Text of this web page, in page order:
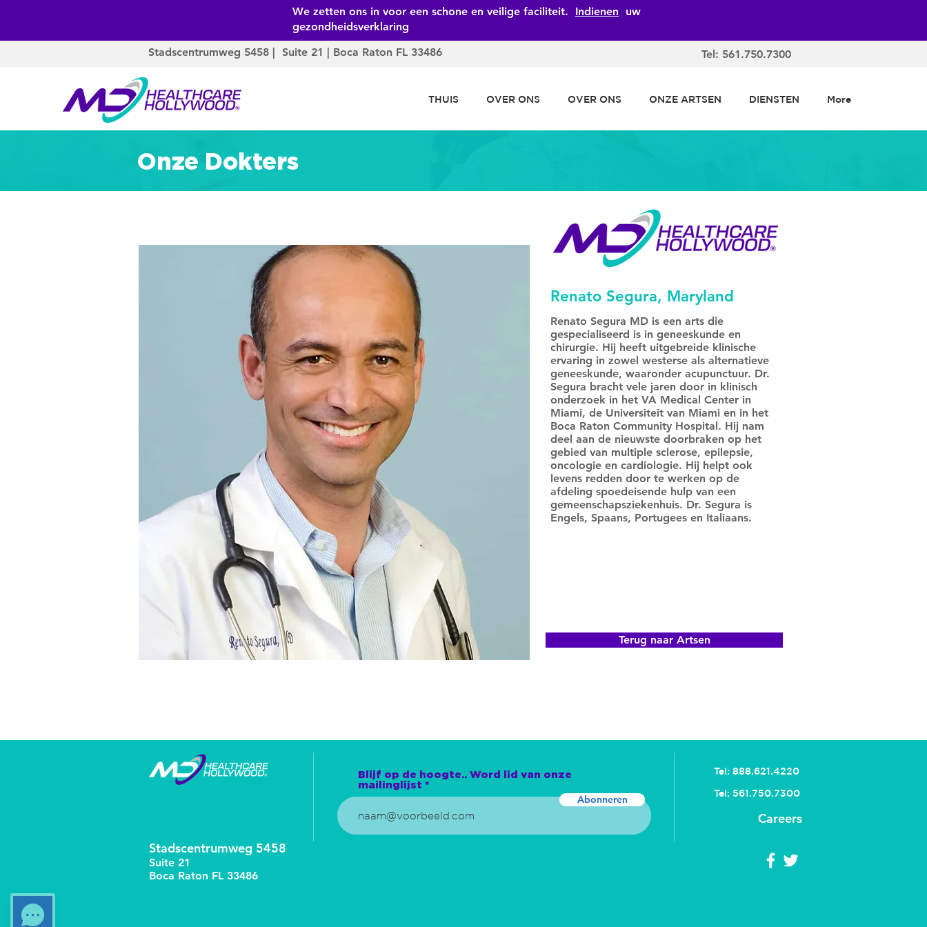
We zetten ons in voor een schone en veilige faciliteit. Indienen uw
gezondheidsverklaring
Stadscentrumweg 5458 | Suite 21 | Boca Raton FL 33486
Tel: 561.750.7300
THUIS OVER ONS OVER ONS ONZE ARTSEN DIENSTEN More
Onze Dokters
Renato Segura, Maryland
Renato Segura MD is een arts die
gespecialiseerd is in geneeskunde en
chirurgie. Hij heeft uitgebreide klinische
ervaring in zowel westerse als alternatieve
geneeskunde, waaronder acupunctuur. Dr.
Segura bracht vele jaren door in klinisch
onderzoek in het VA Medical Center in
Miami, de Universiteit van Miami en in het
Boca Raton Community Hospital. Hij nam
deel aan de nieuwste doorbraken op het
gebied van multiple sclerose, epilepsie,
oncologie en cardiologie. Hij helpt ook
levens redden door te werken op de
afdeling spoedeisende hulp van een
gemeenschapsziekenhuis. Dr. Segura is
Engels, Spaans, Portugees en Italiaans.
Terug naar Artsen
Stadscentrumweg 5458
Suite 21
Boca Raton FL 33486
Blijf op de hoogte.. Word lid van onze
mailinglijst
Abonneren
Tel: 888.621.4220
Tel: 561.750.7300
Careers